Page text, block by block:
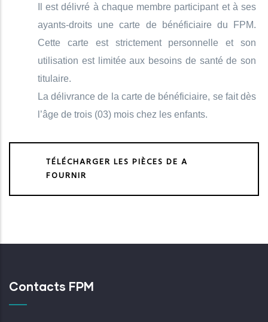
Il est délivré à chaque membre participant et à ses
ayants-droits une carte de bénéficiaire du FPM.
Cette carte est strictement personnelle et son
utilisation est limitée aux besoins de santé de son
titulaire.
La délivrance de la carte de bénéficiaire, se fait dès
l’âge de trois (03) mois chez les enfants.
TÉLÉCHARGER LES PIÈCES DE A
FOURNIR
Contacts FPM